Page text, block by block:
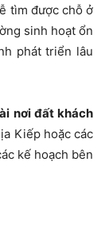
tìm được chỗ ở
sinh hoạt ổn
phát triển lâu
nơi đất khách
Kiếp hoặc các
kế hoạch bên